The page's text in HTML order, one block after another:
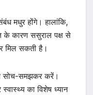
मधुर होंगे। हालांकि,
कारण ससुराल पक्ष से
मिल सकती है।
सोच-समझकर करें।
का विशेष ध्यान